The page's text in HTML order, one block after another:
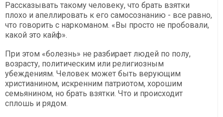
Рассказывать такому человеку, что брать взятки
плохо и апеллировать к его самосознанию - все равно,
что говорить с наркоманом. «Вы просто не пробовали,
какой это кайф».
При этом «болезнь» не разбирает людей по полу,
возрасту, политическим или религиозным
убеждениям. Человек может быть верующим
христианином, искренним патриотом, хорошим
семьянином, но брать взятки. Что и происходит
сплошь и рядом.